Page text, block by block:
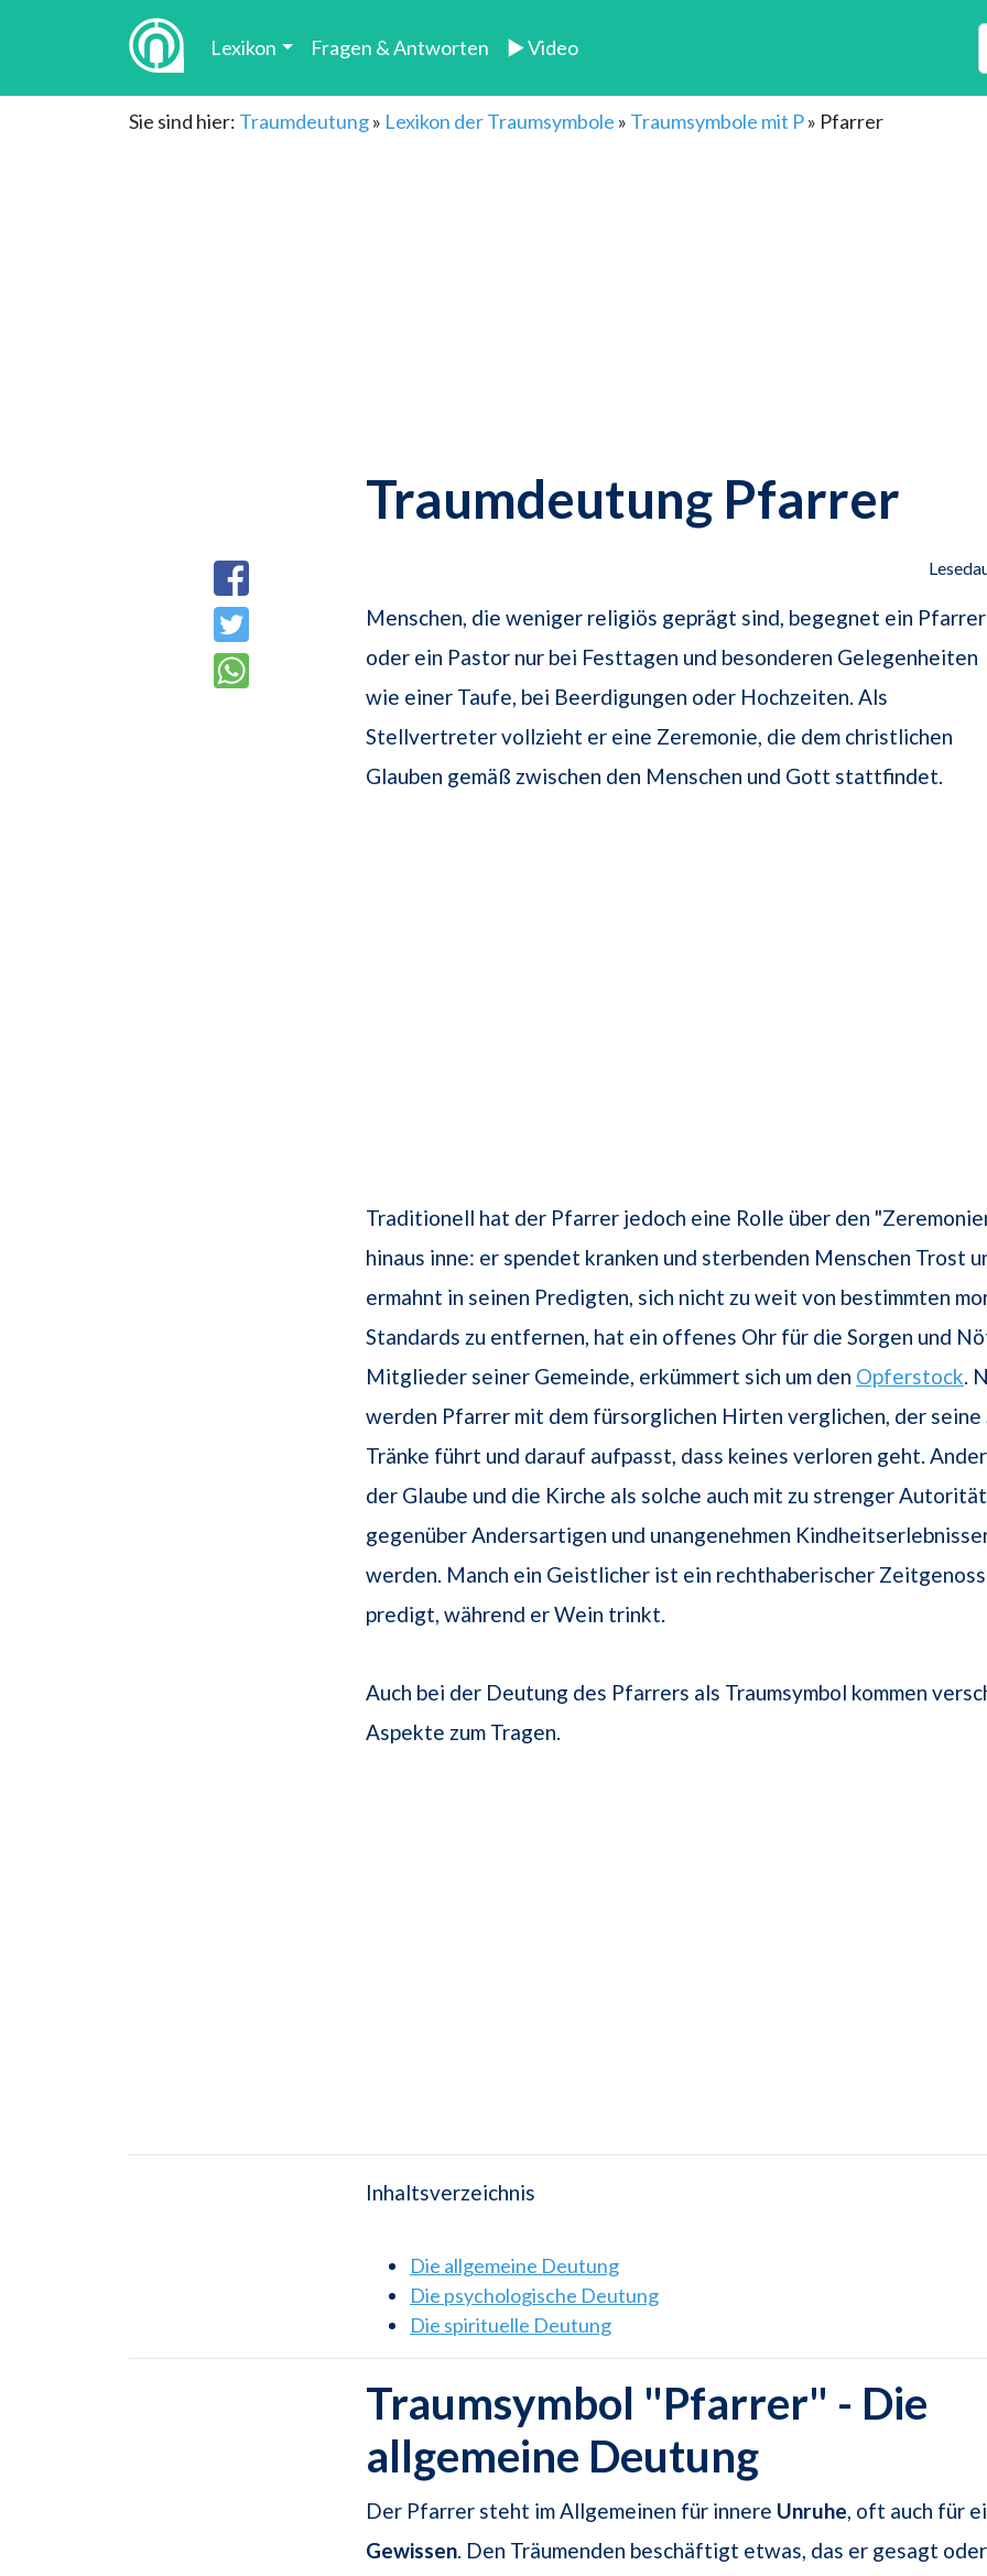
Lexikon Fragen & Antworten ► Video
Sie sind hier: Traumdeutung» Lexikon der Traumsymbole » Traumsymbole mit P» Pfarrer
Traumdeutung Pfarrer
Menschen, die weniger religiös geprägt sind, begegnet ein Pfarrer
oder ein Pastor nur bei Festtagen und besonderen Gelegenheiten
wie einer Taufe, bei Beerdigungen oder Hochzeiten. Als
Stellvertreter vollzieht er eine Zeremonie, die dem christlichen
Glauben gemäß zwischen den Menschen und Gott stattfindet.
Traditionell hat der Pfarrer jedoch eine Rolle über den
hinaus inne: er spendet kranken und sterbenden Menschen Trost
ermahnt in seinen Predigten, sich nicht zu weit von bestimmten
Standards zu entfernen, hat ein offenes Ohr für die Sorgen und
Mitglieder seiner Gemeinde, erkümmert sich um den Opferstock.
werden Pfarrer mit dem fürsorglichen Hirten verglichen, der seine
Tränke führt und darauf aufpasst, dass keines verloren geht.
der Glaube und die Kirche als solche auch mit zu strenger
gegenüber Andersartigen und unangenehmen
werden. Manch ein Geistlicher ist ein rechthaberischer
predigt, während er Wein trinkt.
Auch bei der Deutung des Pfarrers als Traumsymbol kommen
Aspekte zum Tragen.
Inhaltsverzeichnis
Die allgemeine Deutung
Die psychologische Deutung
Die spirituelle Deutung
Traumsymbol "Pfarrer" - Die
allgemeine Deutung
Der Pfarrer steht im Allgemeinen für innere Unruhe, oft auch für
Gewissen. Den Träumenden beschäftigt etwas, das er gesagt